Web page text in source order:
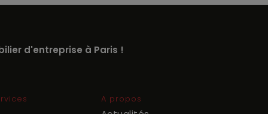
d'entreprise à Paris !
A propos